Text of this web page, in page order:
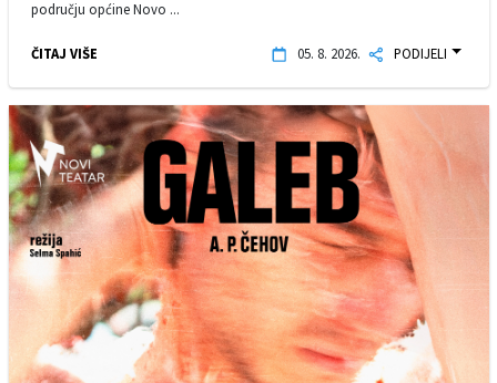
području općine Novo ...
ČITAJ VIŠE 05. 8. 2026. PODIJELI